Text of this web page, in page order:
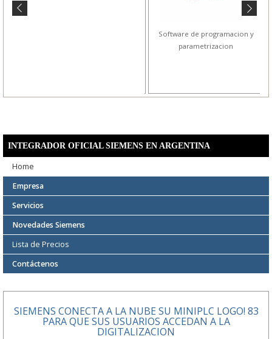
Software de programacion y
parametrizacion
INTEGRADOR OFICIAL SIEMENS EN ARGENTINA
Home
Empresa
Servicios
Novedades Siemens
Lista de Precios
Contáctenos
SIEMENS CONECTA A LA NUBE SU MINIPLC LOGO! 83
PARA QUE SUS USUARIOS ACCEDAN A LA
DIGITALIZACION